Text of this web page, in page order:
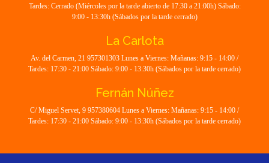
Tardes: Cerrado (Miércoles por la tarde abierto de 17:30 a 21:00h) Sábado:
9:00 - 13:30h (Sábados por la tarde cerrado)
La Carlota
Av. del Carmen, 21 957301303 Lunes a Viernes: Mañanas: 9:15 - 14:00 /
Tardes: 17:30 - 21:00 Sábado: 9:00 - 13:30h (Sábados por la tarde cerrado)
Fernán Núñez
C/ Miguel Servet, 9 957380604 Lunes a Viernes: Mañanas: 9:15 - 14:00 /
Tardes: 17:30 - 21:00 Sábado: 9:00 - 13:30h (Sábados por la tarde cerrado)